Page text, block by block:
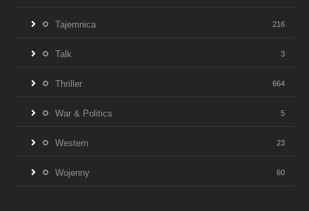
Tajemnica 216
Talk 3
Thriller 664
War & Politics 5
Western 23
Wojenny 60